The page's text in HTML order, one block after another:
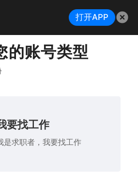
的账号类型
要找工作
是求职者，我要找工作
打开APP